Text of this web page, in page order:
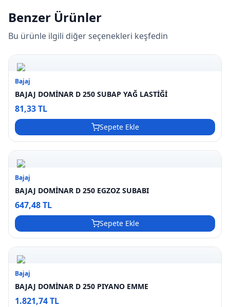
Benzer Ürünler
Bu ürünle ilgili diğer seçenekleri keşfedin
Bajaj
BAJAJ DOMİNAR D 250 SUBAP YAĞ LASTİĞİ
81,33 TL
Sepete Ekle
Bajaj
BAJAJ DOMİNAR D 250 EGZOZ SUBABI
647,48 TL
Sepete Ekle
Bajaj
BAJAJ DOMİNAR D 250 PIYANO EMME
1.821,74 TL